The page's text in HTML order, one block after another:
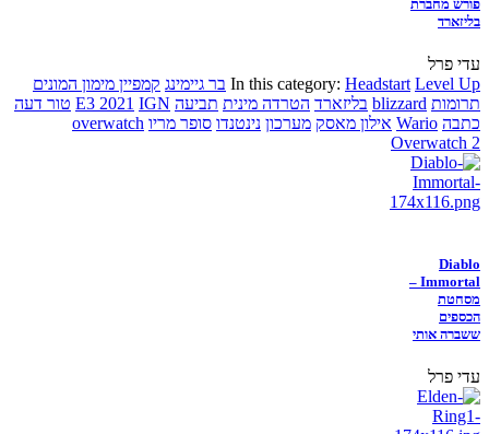
פורש מחברת
בליזארד
עדי פרל
In this category: Headstart Level Up בר גיימינג קמפיין מימון המונים
תרומות blizzard בליזארד הטרדה מינית תביעה E3 2021 IGN
טור דעה
כתבה Wario אילון מאסק מערכון נינטנדו סופר מריו overwatch
Overwatch 2
Diablo
Immortal –
מסחטת
הכספים
ששברה אותי
עדי פרל